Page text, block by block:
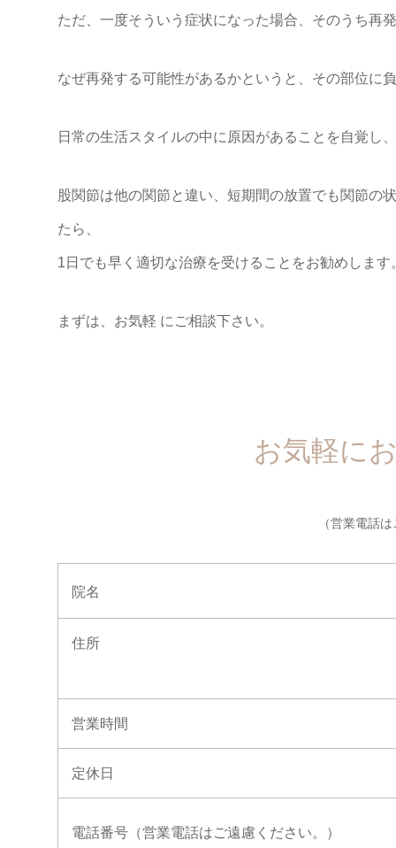
ただ、一度そういう症状になった場合、そのうち再
なぜ再発する可能性があるかというと、その部位に
日常の生活スタイルの中に原因があることを自覚し
股関節は他の関節と違い、短期間の放置でも関節の
たら、
1日でも早く適切な治療を受けることをお勧めします
まずは、お気軽 にご相談下さい。
お気軽に
（営業電話
院名
住所
営業時間
定休日
電話番号（営業電話はご遠慮ください。）